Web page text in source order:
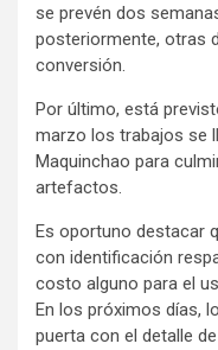
se prevén dos
posteriormente, otras
conversión.
Por último, está
marzo los trabajos se
Maquinchao para
artefactos.
Es oportuno destacar
con identificación
costo alguno para el
En los próximos días,
puerta con el detalle